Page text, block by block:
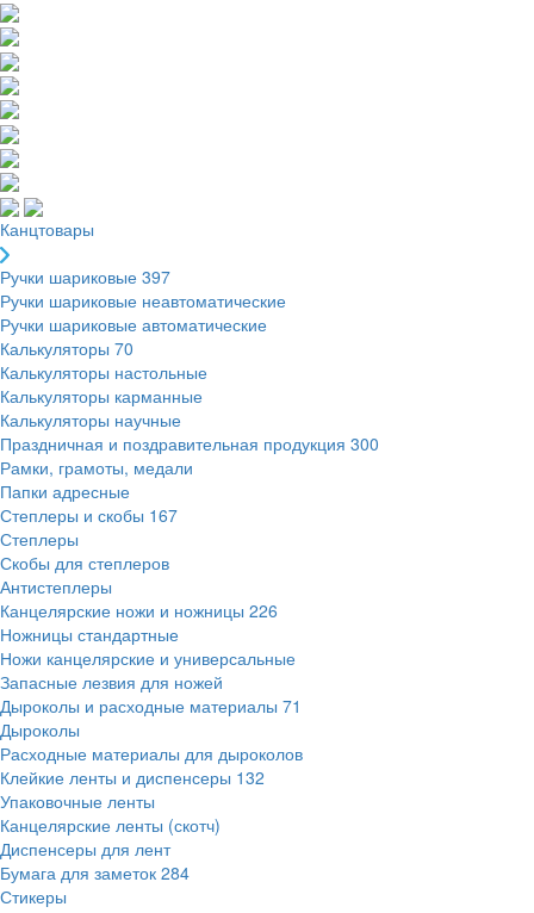
Канцтовары
Ручки шариковые 397
Ручки шариковые неавтоматические
Ручки шариковые автоматические
Калькуляторы 70
Калькуляторы настольные
Калькуляторы карманные
Калькуляторы научные
Праздничная и поздравительная продукция 300
Рамки, грамоты, медали
Папки адресные
Степлеры и скобы 167
Степлеры
Скобы для степлеров
Антистеплеры
Канцелярские ножи и ножницы 226
Ножницы стандартные
Ножи канцелярские и универсальные
Запасные лезвия для ножей
Дыроколы и расходные материалы 71
Дыроколы
Расходные материалы для дыроколов
Клейкие ленты и диспенсеры 132
Упаковочные ленты
Канцелярские ленты (скотч)
Диспенсеры для лент
Бумага для заметок 284
Стикеры